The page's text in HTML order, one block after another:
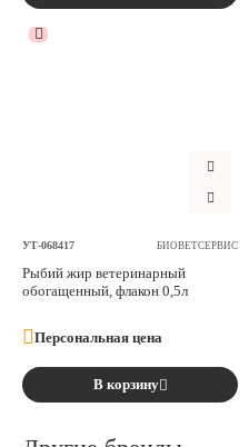
УТ-068417 БИОВЕТСЕРВИС
Рыбий жир ветеринарный
обогащенный, флакон 0,5л
Персональная цена
В корзину